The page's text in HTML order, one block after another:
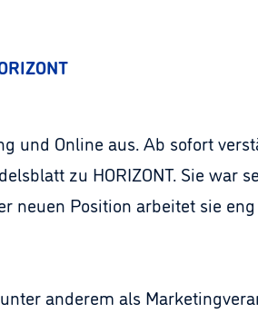
und Online aus. Ab sofort
zu HORIZONT. Sie war
neuen Position arbeitet sie
anderem als